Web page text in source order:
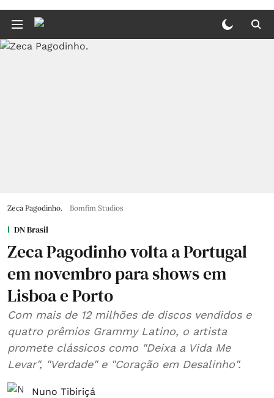
Zeca Pagodinho. Bomfim Studios
DN Brasil
Zeca Pagodinho volta a Portugal
em novembro para shows em
Lisboa e Porto
Com mais de 12 milhões de discos vendidos e
quatro prêmios Grammy Latino, o artista
promete clássicos como "Deixa a Vida Me
Levar", "Verdade" e "Coração em Desalinho".
Nuno Tibiriçá